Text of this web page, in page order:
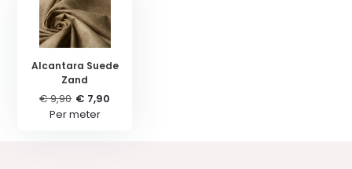
Alcantara Suede
Zand
€ 9,90 € 7,90
Per meter